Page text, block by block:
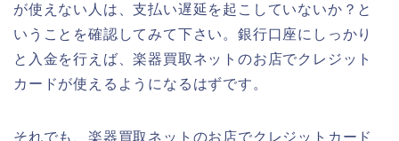
が使えない人は、支払い遅延を起こしていないか？と
いうことを確認してみて下さい。銀行口座にしっかり
と入金を行えば、楽器買取ネットのお店でクレジット
カードが使えるようになるはずです。
それでも、楽器買取ネットのお店でクレジットカード